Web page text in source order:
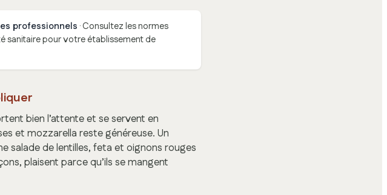
professionnels · Consultez les normes
sanitaire pour votre établissement de
bien l’attente et se servent en
et mozzarella reste généreuse. Un
salade de lentilles, feta et oignons rouges
plaisent parce qu’ils se mangent